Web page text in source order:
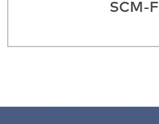
SCM-F